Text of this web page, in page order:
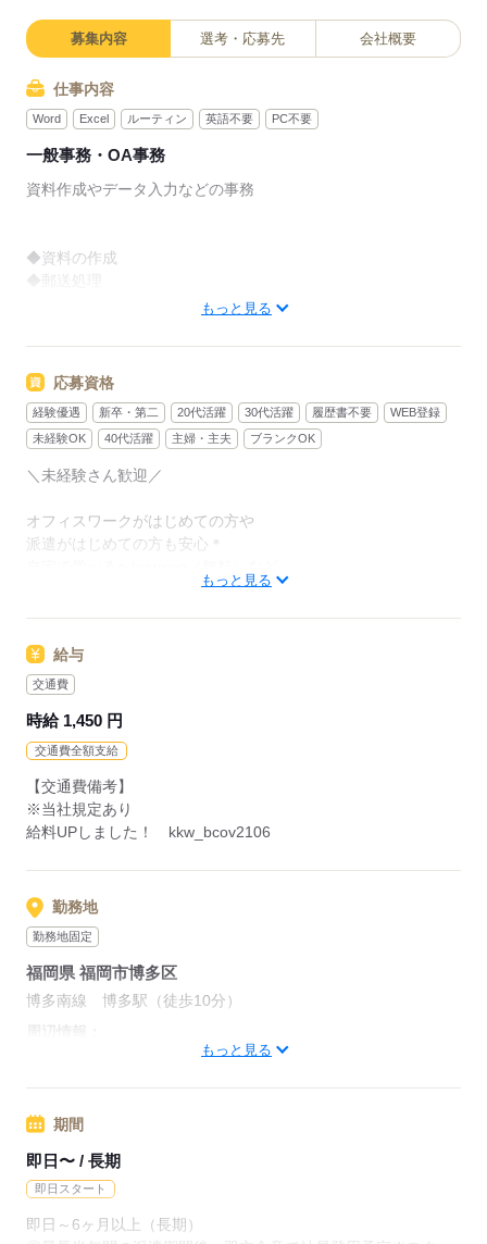
募集内容 選考・応募先 会社概要
仕事内容
Word Excel ルーティン 英語不要 PC不要
一般事務・OA事務
資料作成やデータ入力などの事務
◆資料の作成
◆給与シュミレーションや数値分析の算出
◆電話取次（ほぼ社内） など
＝＝上記のお仕事以外も多数あり♪＝＝
誰もが知ってる有名大学でのオシゴト、
9月、10月スタートのお仕事も多数（＾＾）
来社不要でラクラク♪まずは登録だけでも◎
もっと見る
応募資格
経験優遇 新卒・第二 20代活躍 30代活躍 履歴書不要
WEB登録
未経験OK
40代活躍 主婦・主夫 ブランクOK
＼未経験さん歓迎／
オフィスワークがはじめての方や
派遣がはじめての方も安心＊
全国に4,500件以上の
お仕事がある
●勤務時間を相談したい
●経験がないから不安
あなたにピッタリなお仕事をご紹介させて頂きます。
応募する
もっと見る
給与
交通費
時給 1,450 円
交通費全額支給
【交通費備考】
※当社規定あり
給料UPしました！ kkw_bcov2106
勤務地
勤務地固定
福岡県 福岡市博多区
博多南線 博多駅（徒歩10分）
★★このお仕事以外にも♪9月～、10月～のお仕事も♪コツコツ
もっと見る
期間
即日〜 / 長期
即日スタート
即日～6ヶ月以上（長期）